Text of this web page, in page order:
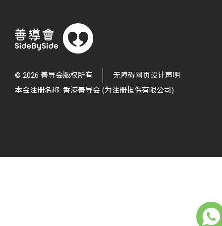
© 2026 善导会版权所有
无障碍网页设计声明
本会注册名称: 香港善导会 (为注册担保有限公司)